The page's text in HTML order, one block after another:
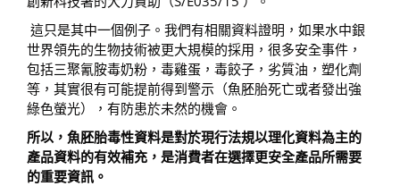
這只是其中一個例子。我們有相關資料證明，如果水中銀
世界領先的生物技術被更大規模的採用，很多安全事件，
包括三聚氰胺毒奶粉，毒雞蛋，毒餃子，劣質油，塑化劑
等，其實很有可能提前得到警示（魚胚胎死亡或者發出強
綠色螢光），有防患於未然的機會。
所以，魚胚胎毒性資料是對於現行法規以理化資料為主的
產品資料的有效補充，是消費者在選擇更安全產品所需要
的重要資訊。